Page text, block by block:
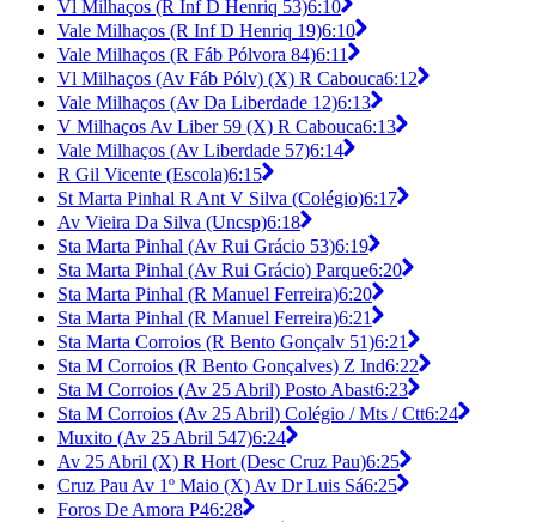
Vl Milhaços (R Inf D Henriq 53)6:10
Vale Milhaços (R Inf D Henriq 19)6:10
Vale Milhaços (R Fáb Pólvora 84)6:11
Vl Milhaços (Av Fáb Pólv) (X) R Cabouca6:12
Vale Milhaços (Av Da Liberdade 12)6:13
V Milhaços Av Liber 59 (X) R Cabouca6:13
Vale Milhaços (Av Liberdade 57)6:14
R Gil Vicente (Escola)6:15
St Marta Pinhal R Ant V Silva (Colégio)6:17
Av Vieira Da Silva (Uncsp)6:18
Sta Marta Pinhal (Av Rui Grácio 53)6:19
Sta Marta Pinhal (Av Rui Grácio) Parque6:20
Sta Marta Pinhal (R Manuel Ferreira)6:20
Sta Marta Pinhal (R Manuel Ferreira)6:21
Sta Marta Corroios (R Bento Gonçalv 51)6:21
Sta M Corroios (R Bento Gonçalves) Z Ind6:22
Sta M Corroios (Av 25 Abril) Posto Abast6:23
Sta M Corroios (Av 25 Abril) Colégio / Mts / Ctt6:24
Muxito (Av 25 Abril 547)6:24
Av 25 Abril (X) R Hort (Desc Cruz Pau)6:25
Cruz Pau Av 1º Maio (X) Av Dr Luis Sá6:25
Foros De Amora P46:28